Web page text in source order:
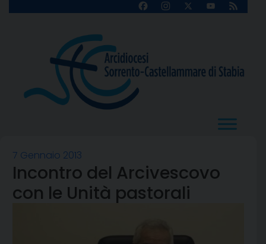
FacebookInstagram
X
YouTube
Feed
7 Gennaio 2013
Incontro del Arcivescovo
con le Unità pastorali